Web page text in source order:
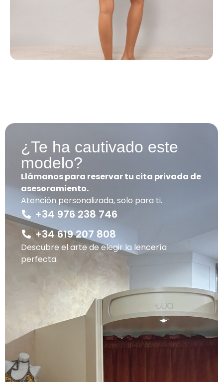
¿Te ha cautivado este
modelo?
Llámanos para reservar tu cita privada de
asesoramiento.
Atención personalizada, solo para ti.
+34 976 238 746
+34 619 207 808
Descubre el arte de elegir la lencería
perfecta.